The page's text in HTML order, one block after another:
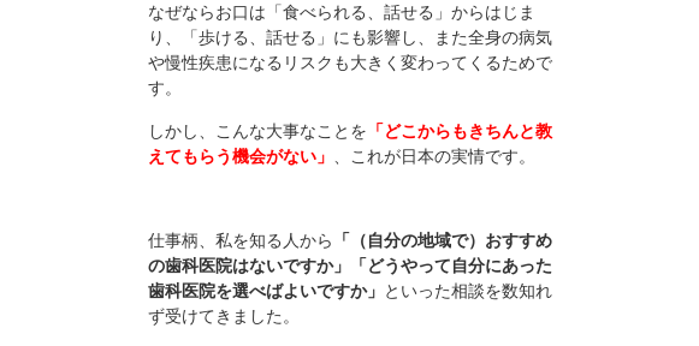
なぜならお口は「食べられる、話せる」からはじま
り、「歩ける、話せる」にも影響し、また全身の病気
や慢性疾患になるリスクも大きく変わってくるためで
す。
しかし、こんな大事なことを 「どこからもきちんと教
えてもらう機会がない」
、これが日本の実情です。
仕事柄、私を知る人から 「（自分の地域で）おすすめ
の歯科医院はないですか」「どうやって自分にあった
歯科医院を選べばよいですか」 といった相談を数知れ
ず受けてきました。